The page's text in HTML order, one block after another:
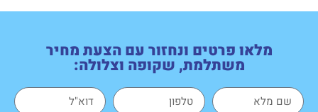
מלאו פרטים ונחזור עם הצעת מחיר
משתלמת, שקופה וצלולה: